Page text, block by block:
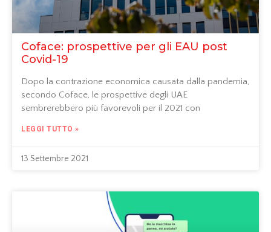
Coface: prospettive per gli EAU post
Covid-19
Dopo la contrazione economica causata dalla pandemia,
secondo Coface, le prospettive degli UAE
sembrerebbero più favorevoli per il 2021 con
LEGGI TUTTO »
13 Settembre 2021